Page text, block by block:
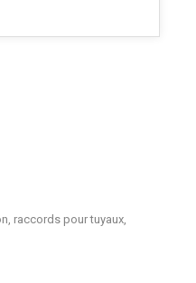
raccords pour tuyaux,